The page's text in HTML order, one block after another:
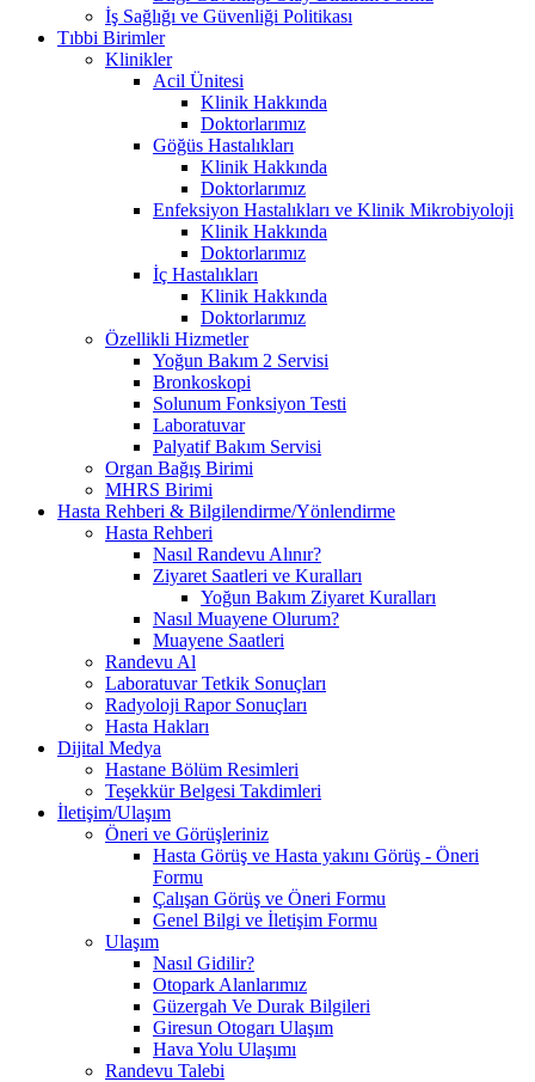
İş Sağlığı ve Güvenliği Politikası
Tıbbi Birimler
Klinikler
Acil Ünitesi
Klinik Hakkında
Doktorlarımız
Göğüs Hastalıkları
Klinik Hakkında
Doktorlarımız
Enfeksiyon Hastalıkları ve Klinik Mikrobiyoloji
Klinik Hakkında
Doktorlarımız
İç Hastalıkları
Klinik Hakkında
Doktorlarımız
Özellikli Hizmetler
Yoğun Bakım 2 Servisi
Bronkoskopi
Solunum Fonksiyon Testi
Laboratuvar
Palyatif Bakım Servisi
Organ Bağış Birimi
MHRS Birimi
Hasta Rehberi & Bilgilendirme/Yönlendirme
Hasta Rehberi
Nasıl Randevu Alınır?
Ziyaret Saatleri ve Kuralları
Yoğun Bakım Ziyaret Kuralları
Nasıl Muayene Olurum?
Muayene Saatleri
Randevu Al
Laboratuvar Tetkik Sonuçları
Radyoloji Rapor Sonuçları
Hasta Hakları
Dijital Medya
Hastane Bölüm Resimleri
Teşekkür Belgesi Takdimleri
İletişim/Ulaşım
Öneri ve Görüşleriniz
Hasta Görüş ve Hasta yakını Görüş - Öneri
Formu
Çalışan Görüş ve Öneri Formu
Genel Bilgi ve İletişim Formu
Ulaşım
Nasıl Gidilir?
Otopark Alanlarımız
Güzergah Ve Durak Bilgileri
Giresun Otogarı Ulaşım
Hava Yolu Ulaşımı
Randevu Talebi